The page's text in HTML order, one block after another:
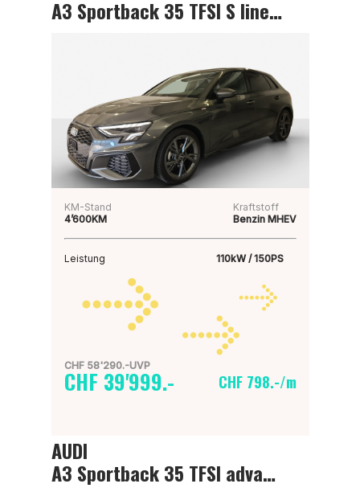
A3 Sportback 35 TFSI S line Attraction
KM-Stand
4’600KM
Kraftstoff
Benzin MHEV
Leistung 110kW / 150PS
CHF 58'290.-UVP
CHF 39'999.- CHF 798.-/m
AUDI
A3 Sportback 35 TFSI advanced Attraction